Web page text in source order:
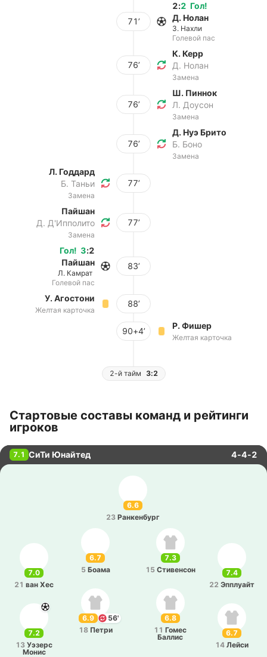
71’
Гол!
2:2
Д. Нолан
З. Нахли
Голевой пас
76’
К. Керр
Д. Нолан
Замена
76’
Ш. Пиннок
Л. Доусон
Замена
76’
Д. Нуэ Брито
Б. Боно
Замена
Л. Годдард
Б. Таньи
Замена
77’
Пайшан
Д. Д'Ипполито
Замена
77’
Гол! 3:2
Пайшан
Л. Камрат
Голевой пас
83’
У. Агостони
Желтая карточка
88’
90+4’
Р. Фишер
Желтая карточка
2-й тайм 3:2
Стартовые составы команд и рейтинги
игроков
7.1 СиТи Юнайтед 4-4-2
6.6
23 Ра­нке­нбург
6.7
5 Боама
7.4
22 Эпплуайт
7.0
21 ван Хес
7.3
15 Сти­ве­нсон
7.2
13 Уэзерс
Монис
6.7
14 Лейси
6.9
56'
18 Петри
6.8
11 Гомес
Баллис